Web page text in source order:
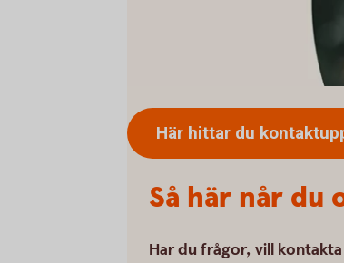
Så här når du
Har du frågor, vill
Här hittar du